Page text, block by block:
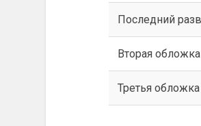
Последний
Вторая обложка
Третья обложка